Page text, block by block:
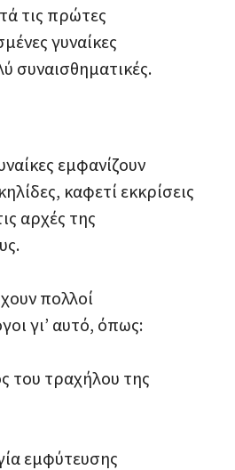
τις πρώτες
γυναίκες
συναισθηματικές.
εμφανίζουν
καφετί εκκρίσεις
αρχές της
πολλοί
γι’ αυτό, όπως:
του τραχήλου της
εμφύτευσης